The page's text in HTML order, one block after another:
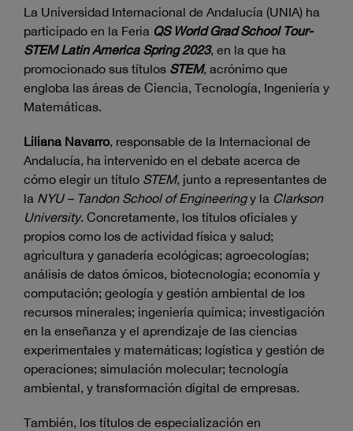
La Universidad Internacional de Andalucía (UNIA) ha
participado en la Feria QS World Grad School Tour-
STEM Latin America Spring 2023, en la que ha
promocionado sus títulos STEM, acrónimo que
engloba las áreas de Ciencia, Tecnología, Ingeniería y
Matemáticas.
Liliana Navarro, responsable de la Internacional de
Andalucía, ha intervenido en el debate acerca de
cómo elegir un título STEM, junto a representantes de
la NYU – Tandon School of Engineeringy la Clarkson
University. Concretamente, los títulos oficiales y
propios como los de actividad física y salud;
agricultura y ganadería ecológicas; agroecologías;
análisis de datos ómicos, biotecnología; economía y
computación; geología y gestión ambiental de los
recursos minerales; ingeniería química; investigación
en la enseñanza y el aprendizaje de las ciencias
experimentales y matemáticas; logística y gestión de
operaciones; simulación molecular; tecnología
ambiental, y transformación digital de empresas.
También, los títulos de especialización en